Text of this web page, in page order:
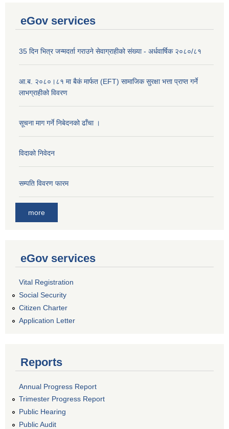
eGov services
35 दिन भित्र जन्मदर्ता गराउने सेवाग्राहीको संख्या - अर्धवार्षिक २०८०/८१
आ.ब. २०८०।८१ मा बैकं मार्फत (EFT) सामाजिक सुरक्षा भत्ता प्राप्त गर्ने
लाभग्राहीको विवरण
सूचना माग गर्ने निबेदनको ढाँचा ।
विदाको निवेदन
सम्पति विवरण फारम
more
eGov services
Vital Registration
Social Security
Citizen Charter
Application Letter
Reports
Annual Progress Report
Trimester Progress Report
Public Hearing
Public Audit